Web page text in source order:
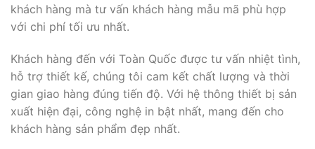
khách hàng mà tư vấn khách hàng mẫu mã phù hợp
với chi phí tối ưu nhất.
Khách hàng đến với Toàn Quốc được tư vấn nhiệt tình,
hỗ trợ thiết kế, chúng tôi cam kết chất lượng và thời
gian giao hàng đúng tiến độ. Với hệ thông thiết bị sản
xuất hiện đại, công nghệ in bật nhất, mang đến cho
khách hàng sản phẩm đẹp nhất.